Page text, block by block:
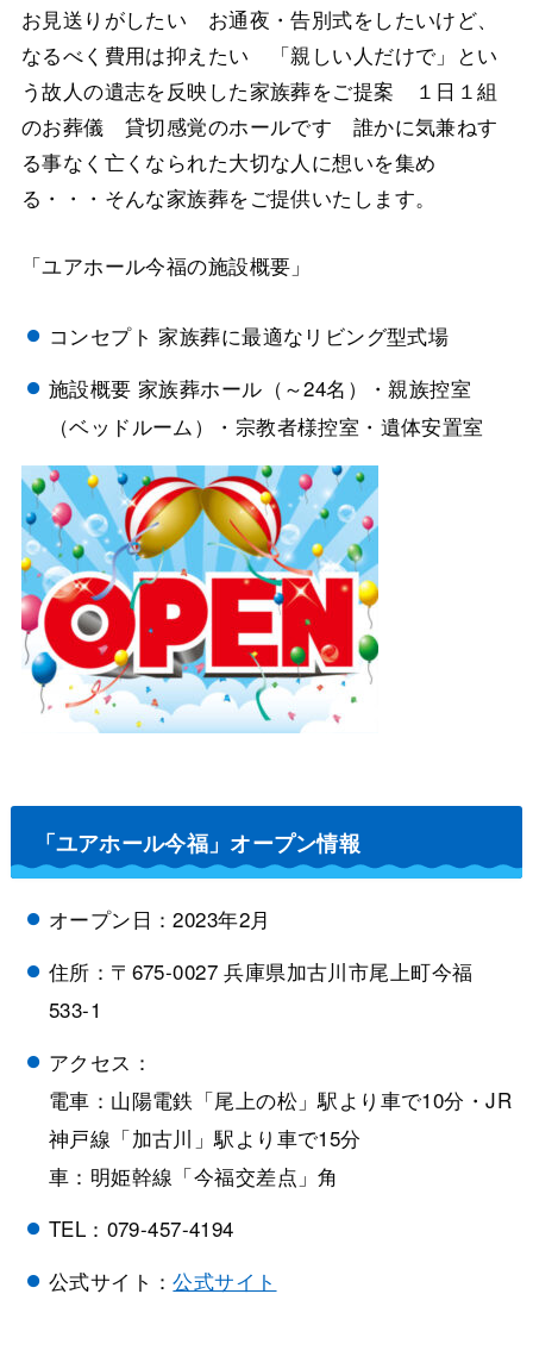
お見送りがしたい お通夜・告別式をしたいけど、
なるべく費用は抑えたい 「親しい人だけで」とい
う故人の遺志を反映した家族葬をご提案 １日１組
のお葬儀 貸切感覚のホールです 誰かに気兼ねす
る事なく亡くなられた大切な人に想いを集め
る・・・そんな家族葬をご提供いたします。
「ユアホール今福の施設概要」
コンセプト 家族葬に最適なリビング型式場
施設概要 家族葬ホール（～24名）・親族控室
（ベッドルーム）・宗教者様控室・遺体安置室
「ユアホール今福」オープン情報
オープン日：2023年2月
住所：〒675-0027 兵庫県加古川市尾上町今福
533-1
アクセス：
電車：山陽電鉄「尾上の松」駅より車で10分・JR
神戸線「加古川」駅より車で15分
車：明姫幹線「今福交差点」角
TEL：079-457-4194
公式サイト：公式サイト